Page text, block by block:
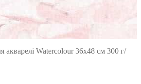
акварелі Watercolour 36х48 см 300 г/